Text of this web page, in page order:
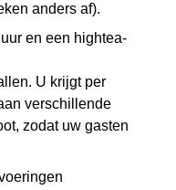
anders af).
en een hightea-
U krijgt per
verschillende
zodat uw gasten